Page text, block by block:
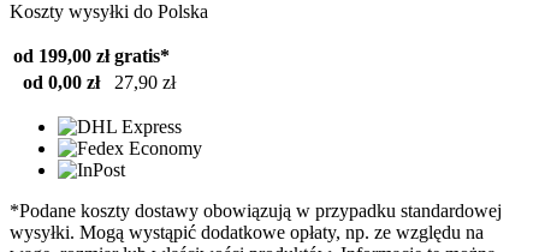
Koszty wysyłki do Polska
od 199,00 zł gratis*
od 0,00 zł
27,90 zł
*Podane koszty dostawy obowiązują w przypadku standardowej
wysyłki. Mogą wystąpić dodatkowe opłaty, np. ze względu na